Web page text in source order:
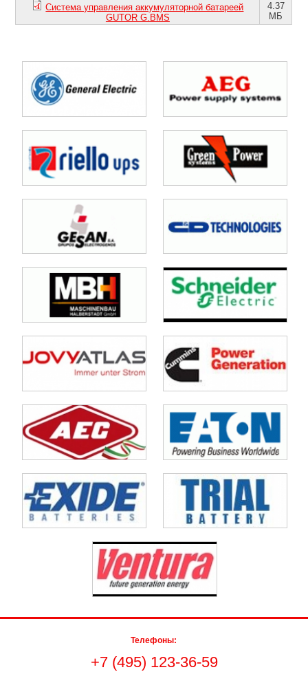
Система управления аккумуляторной батареей
GUTOR G.BMS
4.37
МБ
Телефоны:
+7 (495) 123-36-59